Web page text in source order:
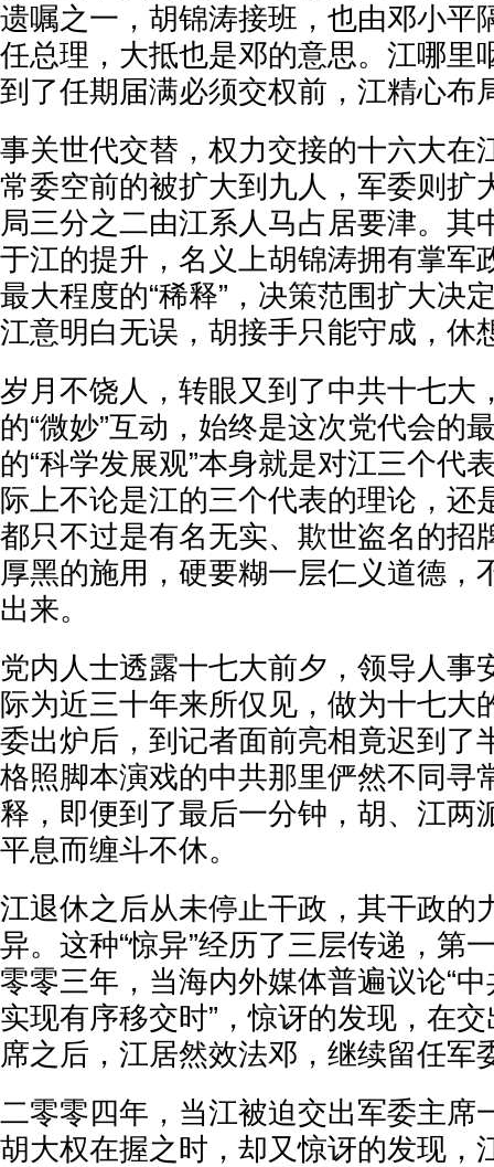
遗嘱之一，胡锦涛接班，也由邓小平
任总理，大抵也是邓的意思。江哪里
到了任期届满必须交权前，江精心布
事关世代交替，权力交接的十六大在
常委空前的被扩大到九人，军委则扩
局三分之二由江系人马占居要津。其
于江的提升，名义上胡锦涛拥有掌军
最大程度的“稀释”，决策范围扩大决
江意明白无误，胡接手只能守成，休
岁月不饶人，转眼又到了中共十七大
的“微妙”互动，始终是这次党代会的
的“科学发展观”本身就是对江三个代
际上不论是江的三个代表的理论，还
都只不过是有名无实、欺世盗名的招
厚黑的施用，硬要糊一层仁义道德，
出来。
党内人士透露十七大前夕，领导人事
际为近三十年来所仅见，做为十七大
委出炉后，到记者面前亮相竟迟到了
格照脚本演戏的中共那里俨然不同寻
释，即便到了最后一分钟，胡、江两
平息而缠斗不休。
江退休之后从未停止干政，其干政的
异。这种“惊异”经历了三层传递，第
零零三年，当海内外媒体普遍议论“
实现有序移交时”，惊讶的发现，在
席之后，江居然效法邓，继续留任军
二零零四年，当江被迫交出军委主席
胡大权在握之时，却又惊讶的发现，